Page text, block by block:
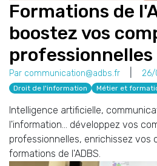
Formations de
boostez vos
Par communication@adbs.fr 26/
Droit de l'information Métier et
Intelligence artificielle,
l'information... développez vos
professionnelles, enrichissez vos
formations de l'ADBS.